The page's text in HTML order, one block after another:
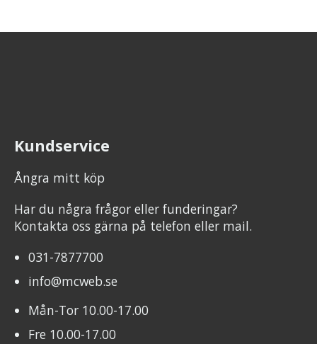
Kundservice
Ångra mitt köp
Har du några frågor eller funderingar?
Kontakta oss gärna på telefon eller mail.
031-7877700
info@mcweb.se
Mån-Tor 10.00-17.00
Fre 10.00-17.00